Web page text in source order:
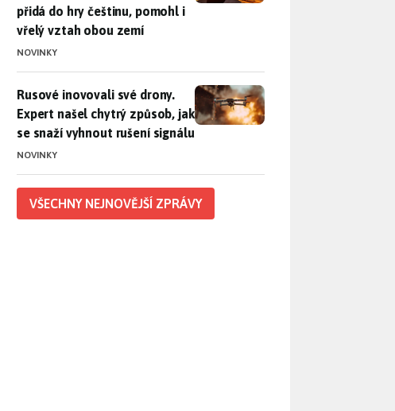
přidá do hry češtinu, pomohl i
vřelý vztah obou zemí
NOVINKY
Rusové inovovali své drony. Expert našel chytrý způsob, jak se
Rusové inovovali své drony.
Expert našel chytrý způsob, jak
se snaží vyhnout rušení signálu
NOVINKY
VŠECHNY NEJNOVĚJŠÍ ZPRÁVY